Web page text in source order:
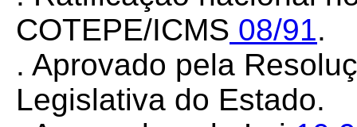
COTEPE/ICMS 08/91.
. Aprovado pela
Legislativa do Estado.